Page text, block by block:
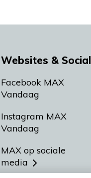
Websites & Social
Facebook MAX
Vandaag
Instagram MAX
Vandaag
MAX op sociale
media